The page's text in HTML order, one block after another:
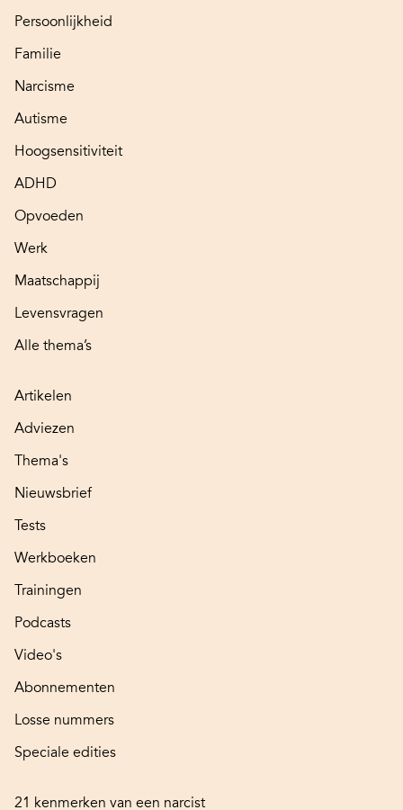
Persoonlijkheid
Familie
Narcisme
Autisme
Hoogsensitiviteit
ADHD
Opvoeden
Werk
Maatschappij
Levensvragen
Alle thema’s
Artikelen
Adviezen
Thema's
Nieuwsbrief
Tests
Werkboeken
Trainingen
Podcasts
Video's
Abonnementen
Losse nummers
Speciale edities
21 kenmerken van een narcist